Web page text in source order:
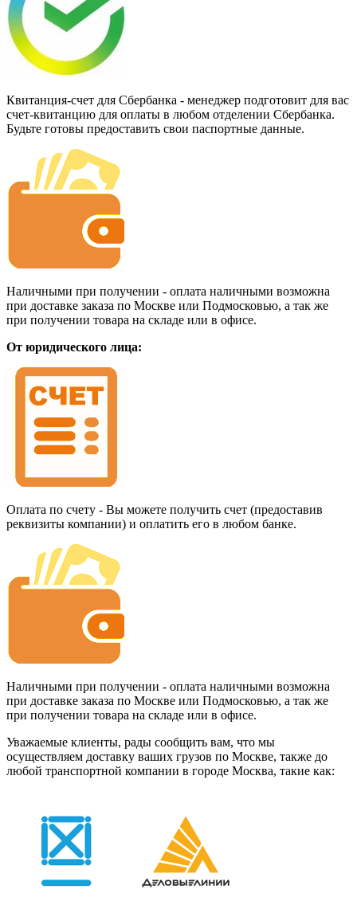
Квитанция-счет для Сбербанка - менеджер подготовит для вас
счет-квитанцию для оплаты в любом отделении Сбербанка.
Будьте готовы предоставить свои паспортные данные.
Наличными при получении - оплата наличными возможна
при доставке заказа по Москве или Подмосковью, а так же
при получении товара на складе или в офисе.
От юридического лица:
Оплата по счету - Вы можете получить счет (предоставив
реквизиты компании) и оплатить его в любом банке.
Наличными при получении - оплата наличными возможна
при доставке заказа по Москве или Подмосковью, а так же
при получении товара на складе или в офисе.
Уважаемые клиенты, рады сообщить вам, что мы
осуществляем доставку ваших грузов по Москве, также до
любой транспортной компании в городе Москва, такие как: